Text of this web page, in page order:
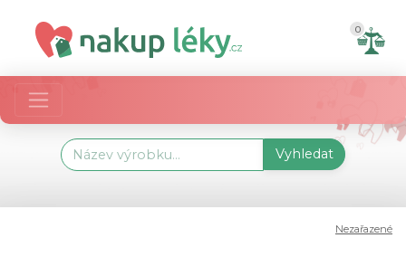
0
Vyhledat
Nezařazené